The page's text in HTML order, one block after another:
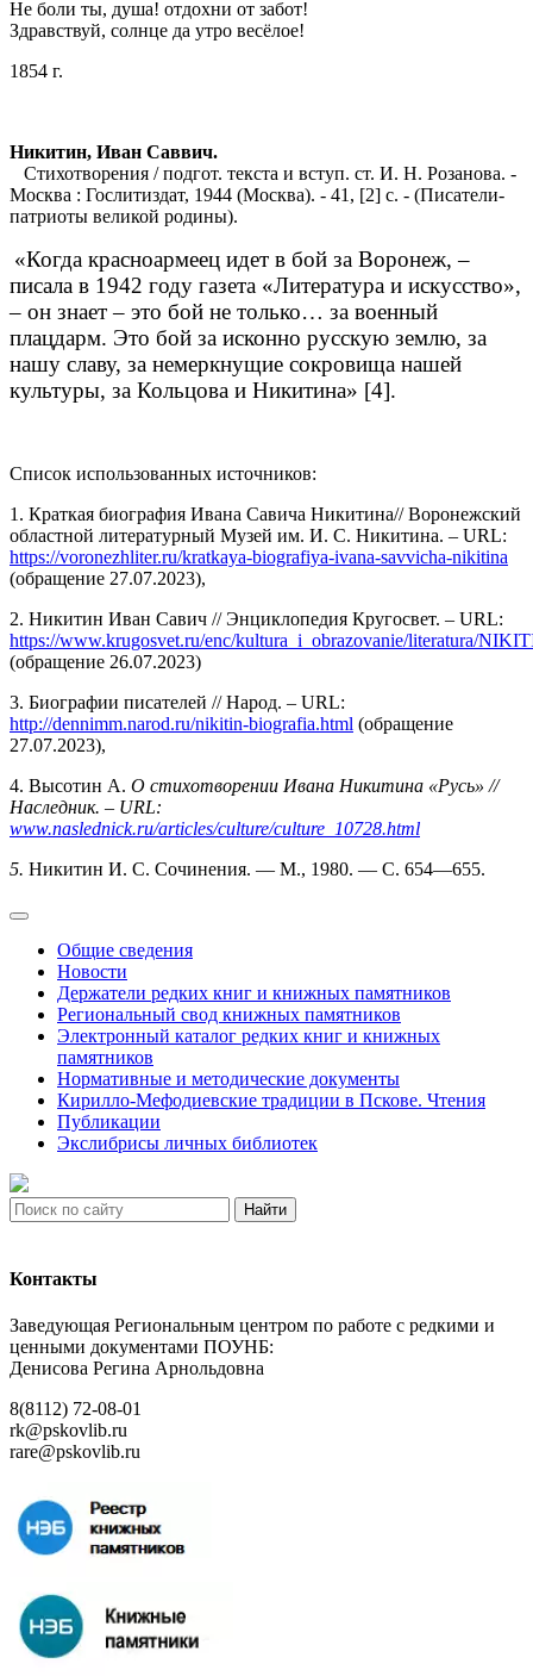
Не боли ты, душа! отдохни от забот!
Здравствуй, солнце да утро весёлое!
1854 г.
Никитин, Иван Саввич.
Стихотворения / подгот. текста и вступ. ст. И. Н. Розанова. -
Москва : Гослитиздат, 1944 (Москва). - 41, [2] с. - (Писатели-
патриоты великой родины).
«Когда красноармеец идет в бой за Воронеж, –
писала в 1942 году газета «Литература и искусство»,
– он знает – это бой не только… за военный
плацдарм. Это бой за исконно русскую землю, за
нашу славу, за немеркнущие сокровища нашей
культуры, за Кольцова и Никитина» [4].
Список использованных источников:
1. Краткая биография Ивана Савича Никитина// Воронежский
областной литературный Музей им. И. С. Никитина. – URL:
https://voronezhliter.ru/kratkaya-biografiya-ivana-savvicha-nikitina
(обращение 27.07.2023),
2. Никитин Иван Савич // Энциклопедия Кругосвет. – URL:
https://www.krugosvet.ru/enc/kultura_i_obrazovanie/literatura/
(обращение 26.07.2023)
3. Биографии писателей // Народ. – URL:
http://dennimm.narod.ru/nikitin-biografia.html (обращение
27.07.2023),
4. Высотин А. О стихотворении Ивана Никитина «Русь» //
Наследник. – URL:
www.naslednick.ru/articles/culture/culture_10728.html
5. Никитин И. С. Сочинения. — М., 1980. — С. 654—655.
Общие сведения
Новости
Держатели редких книг и книжных памятников
Региональный свод книжных памятников
Электронный каталог редких книг и книжных
памятников
Нормативные и методические документы
Кирилло-Мефодиевские традиции в Пскове. Чтения
Публикации
Экслибрисы личных библиотек
Найти
Контакты
Заведующая Региональным центром по работе с редкими и
ценными документами ПОУНБ:
Денисова Регина Арнольдовна
8(8112) 72-08-01
rk@pskovlib.ru
rare@pskovlib.ru